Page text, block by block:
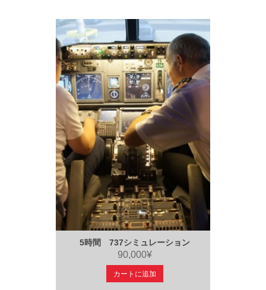
5時間 737シミュレーション
90,000¥
カートに追加